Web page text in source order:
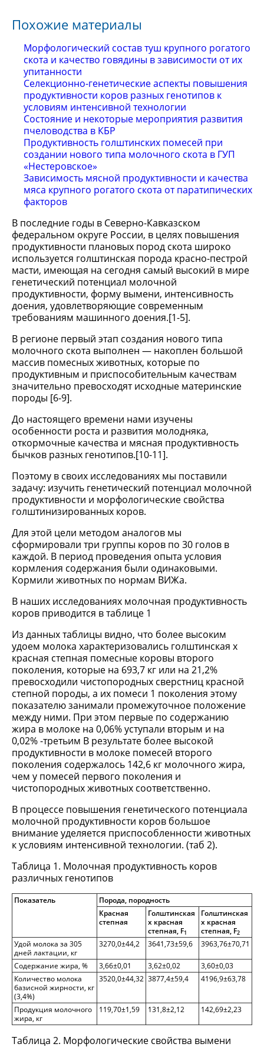
Похожие материалы
Морфологический состав туш крупного рогатого
скота и качество говядины в зависимости от их
упитанности
Селекционно-генетические аспекты повышения
продуктивности коров разных генотипов к
условиям интенсивной технологии
Состояние и некоторые мероприятия развития
пчеловодства в КБР
Продуктивность голштинских помесей при
создании нового типа молочного скота в ГУП
«Нестеровское»
Зависимость мясной продуктивности и качества
мяса крупного рогатого скота от паратипических
факторов
В последние годы в Северно-Кавказском
федеральном округе России, в целях повышения
продуктивности плановых пород скота широко
используется голштинская порода красно-пестрой
масти, имеющая на сегодня самый высокий в мире
генетический потенциал молочной
продуктивности, форму вымени, интенсивность
доения, удовлетворяющие современным
требованиям машинного доения.[1-5].
В регионе первый этап создания нового типа
молочного скота выполнен — накоплен большой
массив помесных животных, которые по
продуктивным и приспособительным качествам
значительно превосходят исходные материнские
породы [6-9].
До настоящего времени нами изучены
особенности роста и развития молодняка,
откормочные качества и мясная продуктивность
бычков разных генотипов.[10-11].
Поэтому в своих исследованиях мы поставили
задачу: изучить генетический потенциал молочной
продуктивности и морфологические свойства
голштинизированных коров.
Для этой цели методом аналогов мы
сформировали три группы коров по 30 голов в
каждой. В период проведения опыта условия
кормления содержания были одинаковыми.
Кормили животных по нормам ВИЖа.
В наших исследованиях молочная продуктивность
коров приводится в таблице 1
Из данных таблицы видно, что более высоким
удоем молока характеризовались голштинская х
красная степная помесные коровы второго
поколения, которые на 693,7 кг или на 21,2%
превосходили чистопородных сверстниц красной
степной породы, а их помеси 1 поколения этому
показателю занимали промежуточное положение
между ними. При этом первые по содержанию
жира в молоке на 0,06% уступали вторым и на
0,02% -третьим В результате более высокой
продуктивности в молоке помесей второго
поколения содержалось 142,6 кг молочного жира,
чем у помесей первого поколения и
чистопородных животных соответственно.
В процессе повышения генетического потенциала
молочной продуктивности коров большое
внимание уделяется приспособленности животных
к условиям интенсивной технологии. (таб 2).
Таблица 1. Молочная продуктивность коров
различных генотипов
Показатель
Порода, породность
Красная
степная
Голштинская
х красная
степная, F1
Голштинская
х красная
степная, F2
Удой молока за 305
дней лактации, кг
3270,0±44,2 3641,73±59,6 3963,76±70,71
Содержание жира, % 3,66±0,01 3,62±0,02
3,60±0,03
Количество молока
базисной жирности, кг
(3,4%)
3520,0±44,32 3877,4±59,4 4196,9±63,78
Продукция молочного
жира, кг
119,70±1,59 131,8±2,12 142,69±2,23
Таблица 2. Морфологические свойства вымени